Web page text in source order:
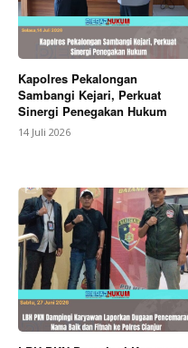
Kapolres Pekalongan
Sambangi Kejari, Perkuat
Sinergi Penegakan Hukum
14 Juli 2026